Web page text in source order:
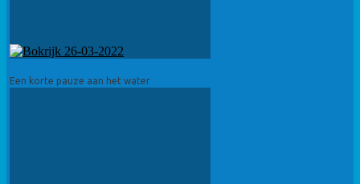
Een korte pauze aan het water